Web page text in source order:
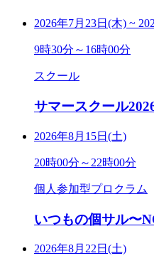
2026年7月23日(木) ~
9時30分～16時00分
スクール
サマースクール
2026年8月15日(土)
20時00分～22時00分
個人参加型プロクラム
いつもの個サル〜
2026年8月22日(土)